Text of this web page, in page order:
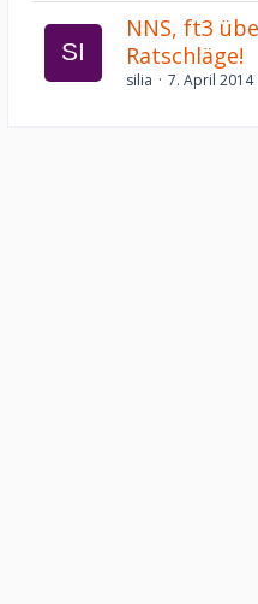
NNS, ft3
Ratschläge!
silia 7. April 2014